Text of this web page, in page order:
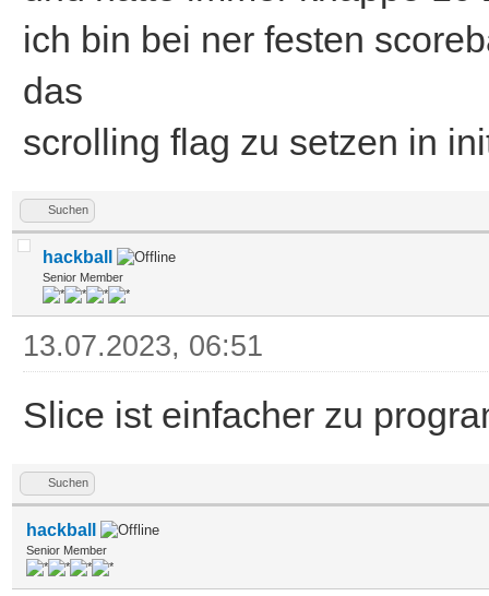
ich bin bei ner festen
das
scrolling flag zu setzen in
Suchen
hackball
Senior Member
13.07.2023, 06:51
Slice ist einfacher zu
Suchen
hackball
Senior Member